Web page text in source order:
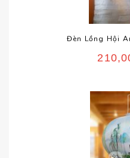
Đèn Lồng Hội